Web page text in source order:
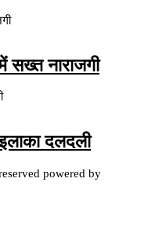
सख्त नाराजगी
दलदली
powered by